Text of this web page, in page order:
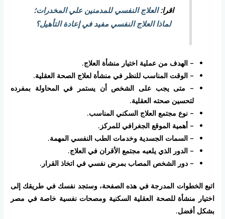
اقرا:العلاج النفسي للمدمنين علي المخدرات؛
لماذا العلاج النفسي مفيد في إعادة التأهيل؟
– الهدف من عملية اختيار منشأة العلاج.
– الوقت المناسب للنظر في منشأة لعلاج الصحة العقلية.
– متى يجب على الشخص أن يستمر في المحاولة بمفرده
لتحسين صحته العقلية.
– نوع مجتمع العلاج السكني المناسب.
– أهمية الموقع الجغرافي للمركز.
– السمات الجسدية وخدمات الطب النفسي المهمة.
– الدور الذي يلعبه مجتمع الأقران في العلاج.
– دور الشخص المصاب بمرض نفسي في اتخاذ القرار.
اتبع الخطوات المدرجة في هذه الصفحة، وستجد نفسك في طريقك إلى
اختيار منشأة للصحة العقلية السكنية ومصحات نفسية خاصة في مصر
بشكل أفضل.